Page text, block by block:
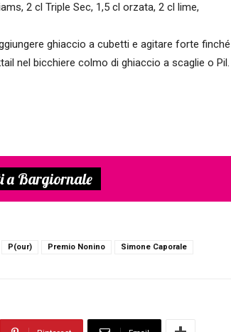
2 cl Triple Sec, 1,5 cl orzata, 2 cl lime,
ghiaccio a cubetti e agitare forte finché
nel bicchiere colmo di ghiaccio a scaglie o Pil.
a Bargiornale
P(our) Premio Nonino Simone Caporale